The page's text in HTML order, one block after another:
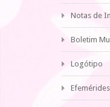
Notas de
Boletim
Logótipo
Efemérides